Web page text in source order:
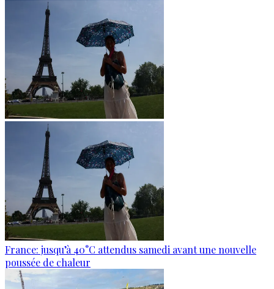
France: jusqu’à 40°C attendus samedi avant une nouvelle
poussée de chaleur